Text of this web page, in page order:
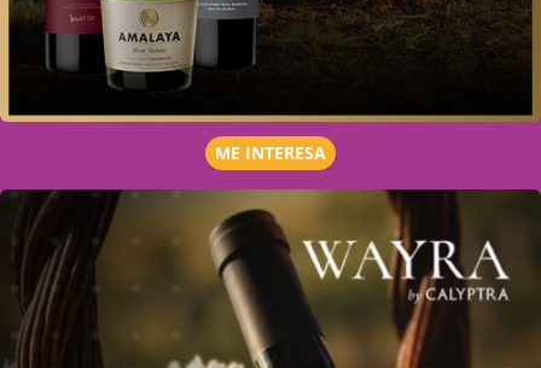
ME INTERESA